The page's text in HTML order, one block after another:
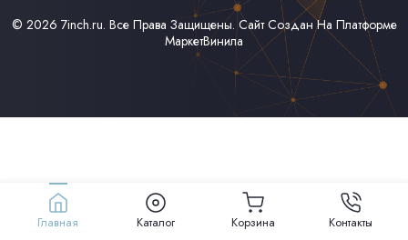
© 2026 7inch.ru. Все Права Защищены. Сайт Создан На Платформе
МаркетВинила
Главная Каталог Корзина Контакты